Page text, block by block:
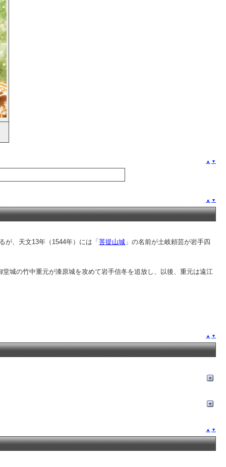
▲ ▼
▲ ▼
が、天文13年（1544年）には「 菩提山城 」の名前が土岐頼芸が岩手四
城の竹中重元が漆原城を攻めて岩手信冬を追放し、以後、重元は遠江
▲ ▼
▲ ▼